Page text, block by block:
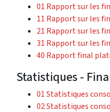
01 Rapport sur les
11 Rapport sur les
21 Rapport sur les
31 Rapport sur les
40 Rapport final
Statistiques -
01 Statistiques
02 Statistiques